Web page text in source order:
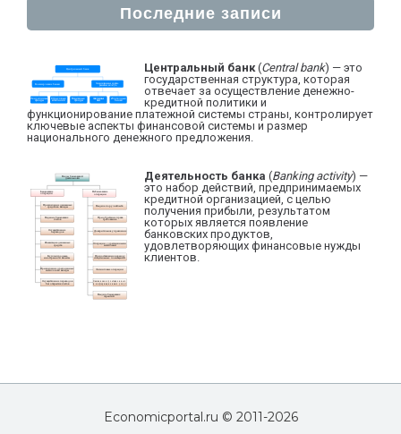
Последние записи
Центральный банк(Central bank) — это
государственная структура, которая
отвечает за осуществление денежно-
кредитной политики и
функционирование платежной системы страны, контролирует
ключевые аспекты финансовой системы и размер
национального денежного предложения.
Деятельность банка (Banking activity) —
это набор действий, предпринимаемых
кредитной организацией, с целью
получения прибыли, результатом
которых является появление
банковских продуктов,
удовлетворяющих финансовые нужды
клиентов.
Economicportal.ru © 2011-2026